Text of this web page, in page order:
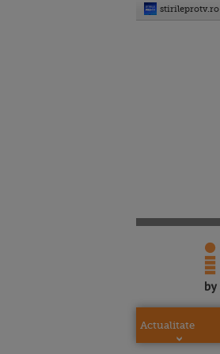
stirileprotv.ro
Actualitate